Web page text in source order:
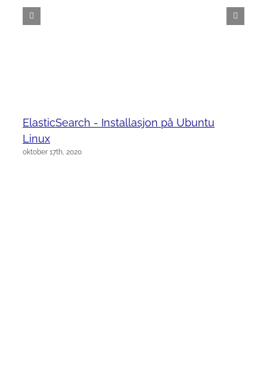
ElasticSearch - Installasjon på Ubuntu
Linux
oktober 17th, 2020